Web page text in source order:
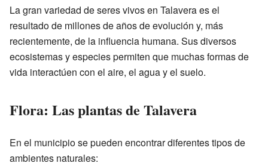
La gran variedad de seres vivos en Talavera es el
resultado de millones de años de evolución y, más
recientemente, de la influencia humana. Sus diversos
ecosistemas y especies permiten que muchas formas de
vida interactúen con el aire, el agua y el suelo.
Flora: Las plantas de Talavera
En el municipio se pueden encontrar diferentes tipos de
ambientes naturales: